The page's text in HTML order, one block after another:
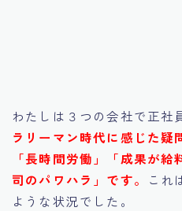
わたしは３つの会社で正社
ラリーマン時代に感じた疑
「長時間労働」「成果が
司のパワハラ」です。
これ
ような状況でした。